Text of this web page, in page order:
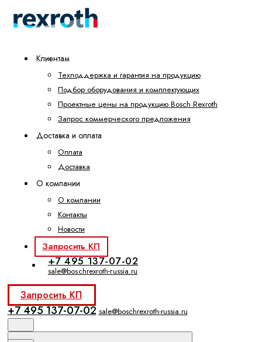
Клиентам
Техподдержка и гарантия на продукцию
Подбор оборудования и комплектующих
Проектные цены на продукцию Bosch Rexroth
Запрос коммерческого предложения
Доставка и оплата
Оплата
Доставка
О компании
О компании
Контакты
Новости
Запросить КП
+7 495 137-07-02
sale@boschrexroth-russia.ru
Запросить КП
+7 495 137-07-02 sale@boschrexroth-russia.ru